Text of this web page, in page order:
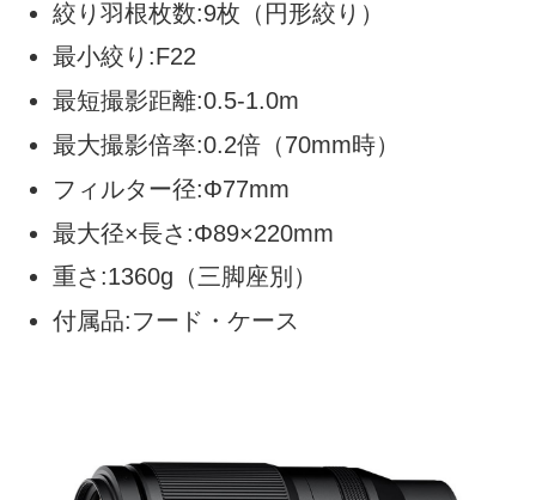
絞り羽根枚数:9枚（円形絞り）
最小絞り:F22
最短撮影距離:0.5-1.0m
最大撮影倍率:0.2倍（70mm時）
フィルター径:Φ77mm
最大径×長さ:Φ89×220mm
重さ:1360g（三脚座別）
付属品:フード・ケース